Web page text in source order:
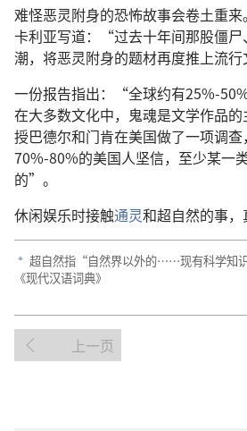
难怪恶灵附身的恐怖故事会卷土重
卡利亚写道：“过去十年间那股僵尸
潮，将恶灵附身的题材再度推上流行
一份报告指出：“全球约有25%-
在大多数文化中，鬼魂是文学作品
授巴德尔和门肯在美国做了一项调
70%-80%的美国人坚信，至少某一
的”。
休闲娱乐时接触通灵和超自然的事，
a 超自然指“自然界以外的……现有科学
《现代汉语词典》
上一页